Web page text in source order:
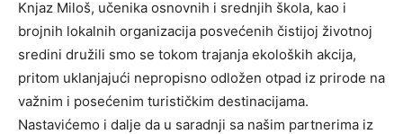
Knjaz Miloš, učenika osnovnih i srednjih škola, kao i
brojnih lokalnih organizacija posvećenih čistijoj životnoj
sredini družili smo se tokom trajanja ekoloških akcija,
pritom uklanjajući nepropisno odložen otpad iz prirode na
važnim i posećenim turističkim destinacijama.
Nastavićemo i dalje da u saradnji sa našim partnerima iz